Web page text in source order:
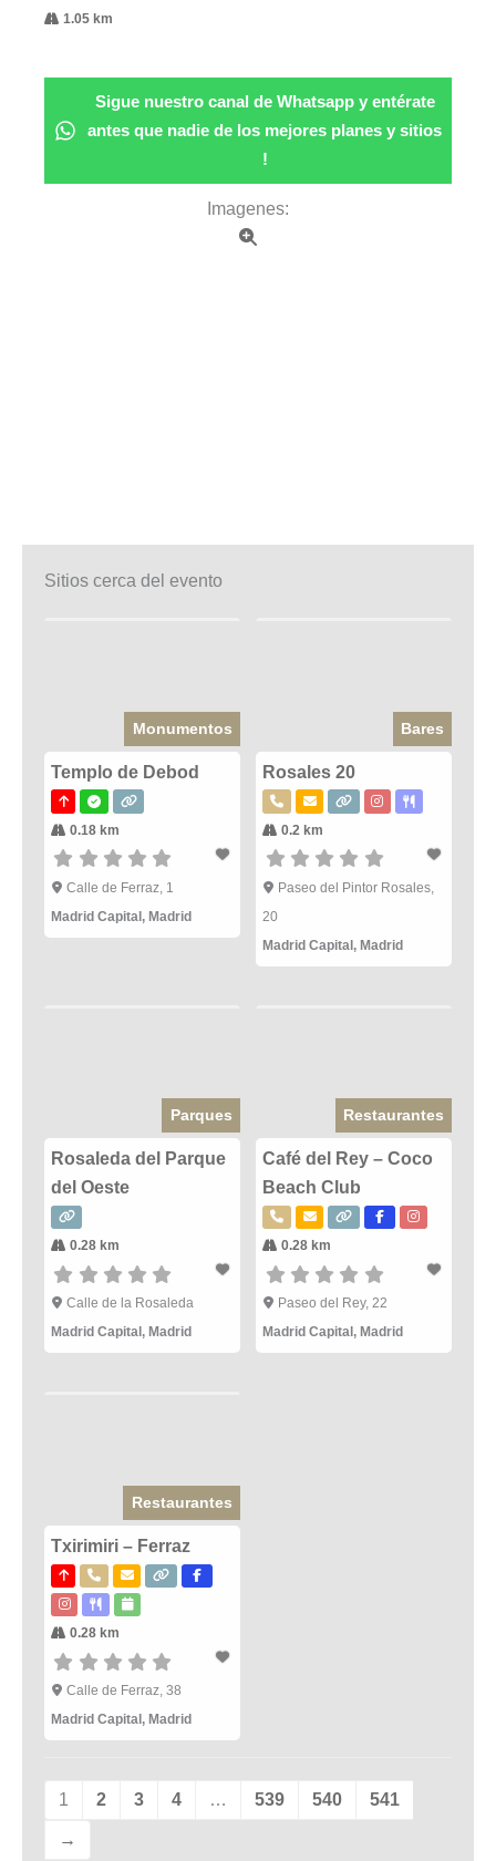
1.05 km
Sigue nuestro canal de Whatsapp y entérate
antes que nadie de los mejores planes y sitios
!
Imagenes:
Sitios cerca del evento
Monumentos
Templo de Debod
0.18 km
Calle de Ferraz, 1
Madrid Capital, Madrid
Bares
Rosales 20
0.2 km
Paseo del Pintor Rosales,
20
Madrid Capital,Madrid
Parques
Rosaleda del Parque
del Oeste
0.28 km
Calle de la Rosaleda
Madrid Capital , Madrid
Restaurantes
Café del Rey – Coco
Beach Club
0.28 km
Paseo del Rey, 22
Madrid Capital , Madrid
Restaurantes
Txirimiri – Ferraz
0.28 km
Calle de Ferraz, 38
Madrid Capital , Madrid
1 2 3 4 … 539 540 541
→